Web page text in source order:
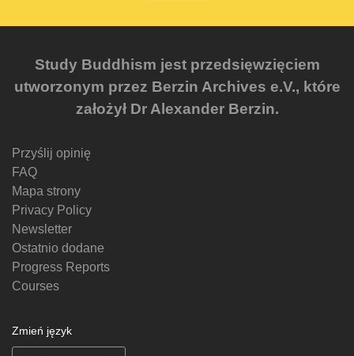
Study Buddhism jest przedsięwzięciem
utworzonym przez Berzin Archives e.V., które
założył Dr Alexander Berzin.
Przyślij opinię
FAQ
Mapa strony
Privacy Policy
Newsletter
Ostatnio dodane
Progress Reports
Courses
Zmień język